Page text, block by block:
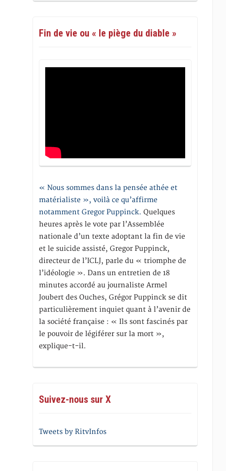
Fin de vie ou « le piège du diable »
« Nous sommes dans la pensée athée et
matérialiste », voilà ce qu’affirme
notamment Gregor Puppinck. Quelques
heures après le vote par l’Assemblée
nationale d’un texte adoptant la fin de vie
et le suicide assisté, Gregor Puppinck,
directeur de l’ICLJ, parle du « triomphe de
l’idéologie ». Dans un entretien de 18
minutes accordé au journaliste Armel
Joubert des Ouches, Grégor Puppinck se dit
particulièrement inquiet quant à l’avenir de
la société française : « Ils sont fascinés par
le pouvoir de légiférer sur la mort »,
explique-t-il.
Suivez-nous sur X
Tweets by RitvInfos